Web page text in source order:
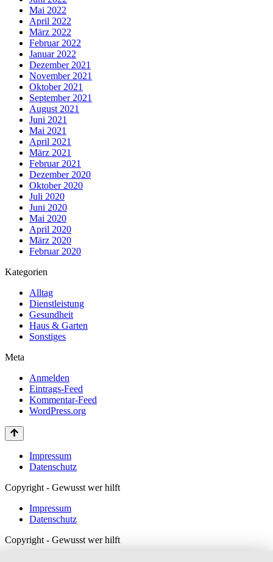
Mai 2022
April 2022
März 2022
Februar 2022
Januar 2022
Dezember 2021
November 2021
Oktober 2021
September 2021
August 2021
Juni 2021
Mai 2021
April 2021
März 2021
Februar 2021
Dezember 2020
Oktober 2020
Juli 2020
Juni 2020
Mai 2020
April 2020
März 2020
Februar 2020
Kategorien
Alltag
Dienstleistung
Gesundheit
Haus & Garten
Sonstiges
Meta
Anmelden
Eintrags-Feed
Kommentar-Feed
WordPress.org
Impressum
Datenschutz
Copyright - Gewusst wer hilft
Impressum
Datenschutz
Copyright - Gewusst wer hilft